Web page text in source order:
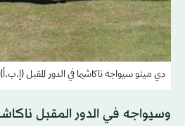
دي مينو سيواجه ناكاشيما في الدور المقبل (إ.ب.أ)